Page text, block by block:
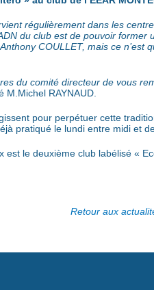
régulièrement dans les
du club est de pouvoir
COULLET, mais ce n’est
du comité directeur de vous
M.Michel RAYNAUD.
pour perpétuer cette
pratiqué le lundi entre midi et
est le deuxième club labélisé «
Retour aux